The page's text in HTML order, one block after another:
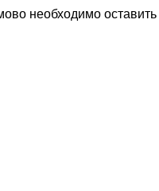
необходимо оставить